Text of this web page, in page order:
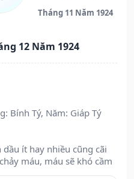
Tháng 11 Năm 1924
12 Năm 1924
Bính Tý, Năm: Giáp Tý
dầu ít hay nhiều cũng cãi
máu, máu sẽ khó cầm